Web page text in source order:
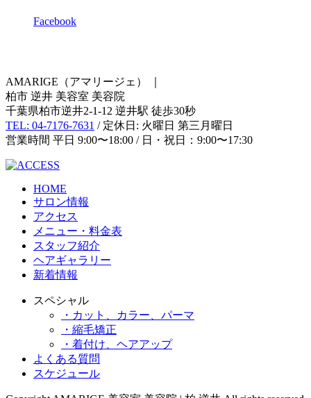
Facebook
AMARIGE（アマリージェ）
柏市 逆井 美容室 美容院
千葉県柏市逆井2-1-12 逆井駅 徒歩30秒
TEL: 04-7176-7631 / 定休日: 火曜日 第三月曜日
営業時間 平日 9:00〜18:00 / 日・祝日：9:00〜17:30
HOME
サロン情報
アクセス
メニュー・料金表
スタッフ紹介
ヘアギャラリー
新着情報
スペシャル
・カット、カラー、パーマ
・縮毛矯正
・着付け、ヘアアップ
よくある質問
スケジュール